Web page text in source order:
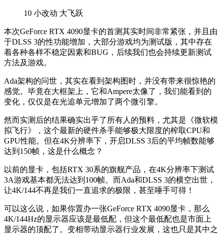
10 小改动 大飞跃
本次GeForce RTX 4090显卡的首测其实时间非常紧张，并且由
于DLSS 3的性功能增加，大部分游戏均为测试版，其中存在
着各种各样不稳定因素和BUG，后续我们也会持续更新测试
方法及游戏。
Ada架构的问世，其实在看到架构图时，并没有带来很惊艳的
感觉。毕竟在大框架上，它和Ampere太像了，我们能看到的
变化，仅仅是在光追单元增加了两个微引擎。
然而实测后的结果确实出乎了所有人的预料，尤其是《微软模
拟飞行》，这个最新的硬件杀手能够极大限度的榨取CPU和
GPU性能。但在4K分辨率下，开启DLSS 3后的平均帧数能够
达到150帧，这是什么概念？
以前的显卡，包括RTX 30系的旗舰产品，在4K分辨率下测试
3A游戏基本都无法达到100帧。而Ada和DLSS 3的横空出世，
让4K/144不再是我们一直追求的极限，甚至唾手可得！
可以这么说，如果你置办一张GeForce RTX 4090显卡，那么
4K/144Hz的显示器应该是最低配，但这个最低配也是市面上
显示器的顶配了。变相带动显示器行业发展，这也只是其中之